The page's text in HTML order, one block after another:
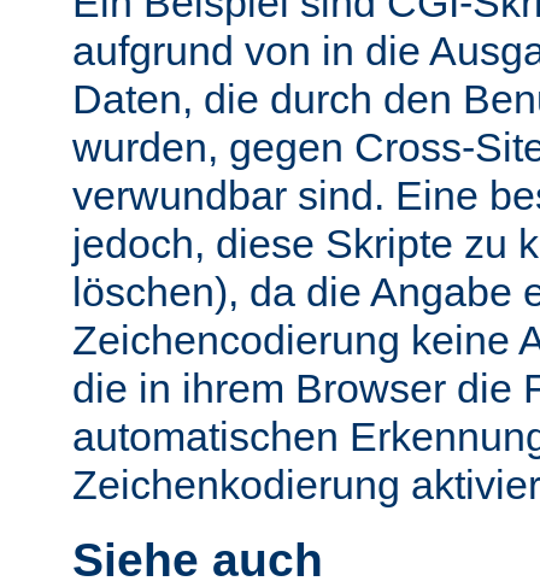
aufgrund von in die
Daten, die durch den
wurden, gegen Cross-
verwundbar sind. Eine
jedoch, diese Skripte zu
löschen), da die Angabe
Zeichencodierung keine
die in ihrem Browser die
automatischen
Zeichenkodierung
Siehe auch